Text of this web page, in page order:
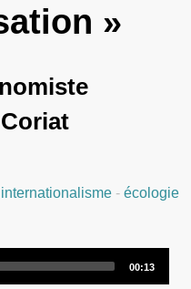
»
internationalisme -écologie
00:13